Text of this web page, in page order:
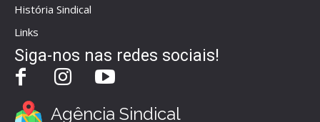
História Sindical
Links
Siga-nos nas redes sociais!
Agência Sindical